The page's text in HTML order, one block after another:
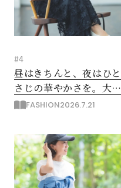
#4
昼はきちんと、夜はひと
さじの華やかさを。大人
の夏のアフター６スタイ
FASHION2026.7.21